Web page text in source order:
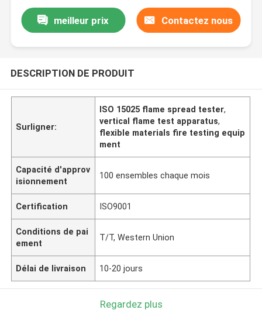
meilleur prix Contactez nous
DESCRIPTION DE PRODUIT
Surligner:
ISO 15025 flame spread tester,
vertical flame test apparatus,
flexible materials fire testing equip
ment
Capacité d'approv
isionnement
100 ensembles chaque mois
Certification ISO9001
Conditions de pai
ement
T/T, Western Union
Délai de livraison 10-20 jours
Regardez plus